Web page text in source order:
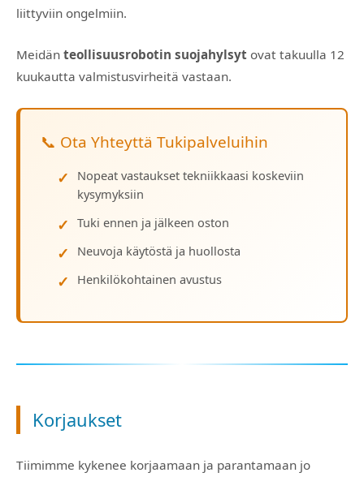
liittyviin ongelmiin.
Meidän teollisuusrobotin suojahylsyt ovat takuulla 12
kuukautta valmistusvirheitä vastaan.
📞 Ota Yhteyttä Tukipalveluihin
Nopeat vastaukset tekniikkaasi koskeviin
kysymyksiin
Tuki ennen ja jälkeen oston
Neuvoja käytöstä ja huollosta
Henkilökohtainen avustus
Korjaukset
Tiimimme kykenee korjaamaan ja parantamaan jo